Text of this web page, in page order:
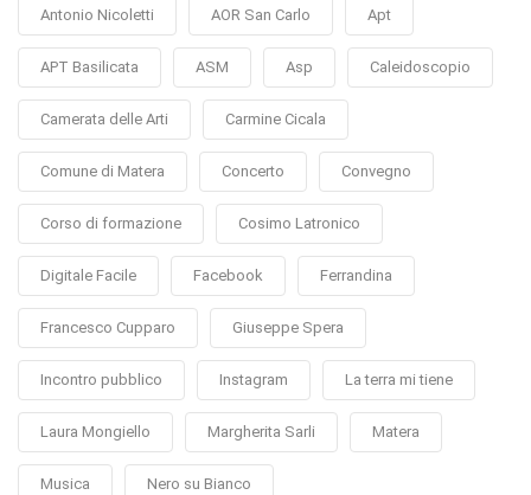
Antonio Nicoletti AOR San Carlo Apt
APT Basilicata ASM Asp Caleidoscopio
Camerata delle Arti Carmine Cicala
Comune di Matera Concerto Convegno
Corso di formazione Cosimo Latronico
Digitale Facile Facebook Ferrandina
Francesco Cupparo Giuseppe Spera
Incontro pubblico Instagram La terra mi tiene
Laura Mongiello Margherita Sarli Matera
Musica Nero su Bianco